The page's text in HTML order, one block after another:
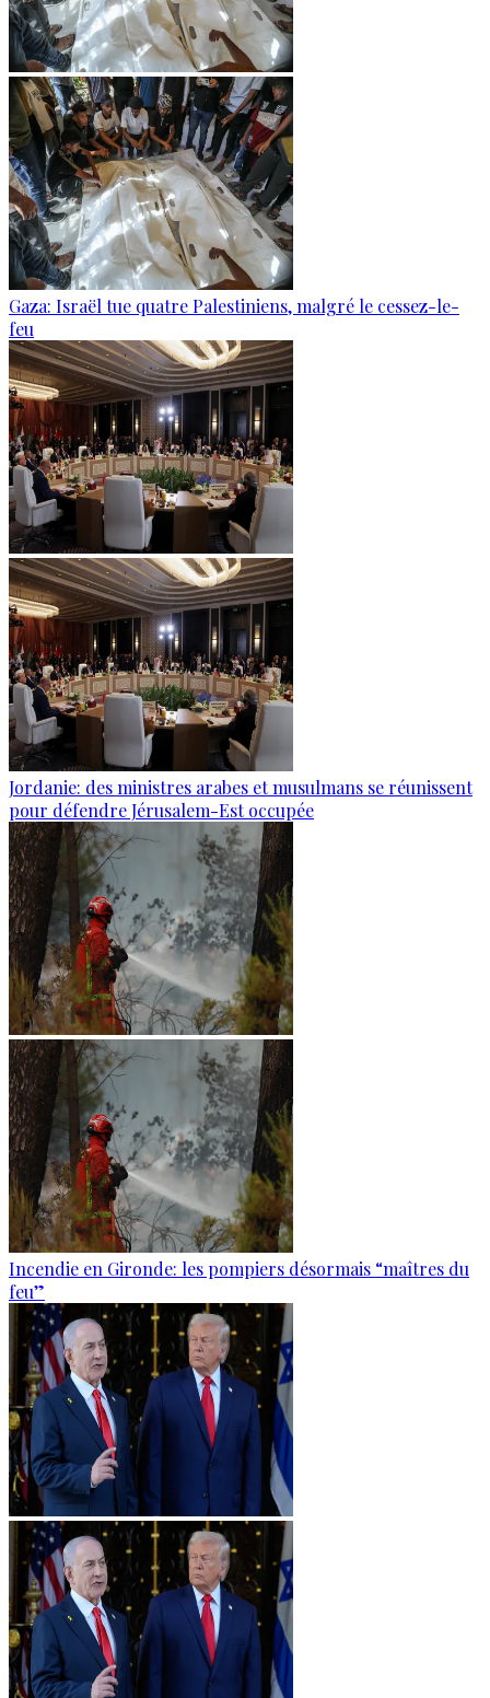
Gaza: Israël tue quatre Palestiniens, malgré le cessez-le-
feu
Jordanie: des ministres arabes et musulmans se réunissent
pour défendre Jérusalem-Est occupée
Incendie en Gironde: les pompiers désormais “maîtres du
feu”